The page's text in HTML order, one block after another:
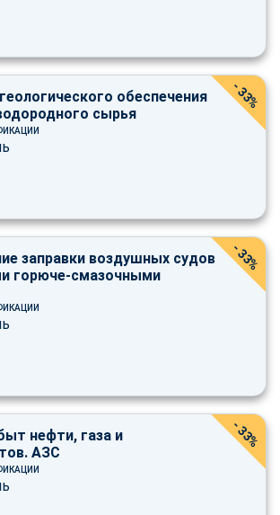
обеспечения
сырья
- 33%
заправки воздушных судов
горюче-смазочными
- 33%
нефти, газа и
АЗС
- 33%
через любой удобный мессенджер!